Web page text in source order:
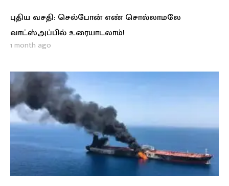
புதிய வசதி: செல்போன் எண் சொல்லாமலே
வாட்ஸ்அப்பில் உரையாடலாம்!
1 month ago